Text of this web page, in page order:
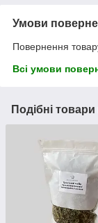
Умови
Повернення
Всі умови
Подібні товари